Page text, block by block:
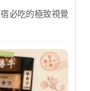
必吃的極致視覺